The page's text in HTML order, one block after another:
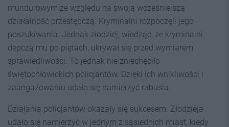
mundurowym ze względu na swoją wcześniejszą
działalność przestępczą. Kryminalni rozpoczęli jego
poszukiwania. Jednak złodziej, wiedząc, że kryminalni
depczą mu po piętach, ukrywał się przed wymiarem
sprawiedliwości. To jednak nie zniechęciło
świętochłowickich policjantów. Dzięki ich wnikliwości i
zaangażowaniu udało się namierzyć rabusia.
Działania policjantów okazały się sukcesem. Złodzieja
udało się namierzyć w jednym z sąsiednich miast, kiedy